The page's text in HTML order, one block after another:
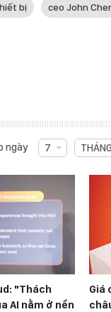
bị ceo John
ngày 7
"Thách
AI nằm ở nền
Giá